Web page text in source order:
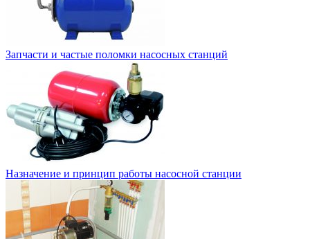
Запчасти и частые поломки насосных станций
Назначение и принцип работы насосной станции